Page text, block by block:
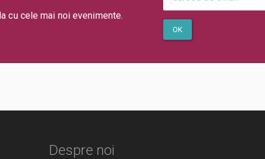
cu cele mai noi evenimente.
OK
Despre noi